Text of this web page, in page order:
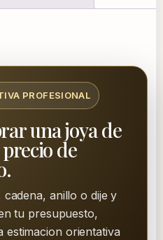
PROFESIONAL
una joya de
de
anillo o dije y
tu presupuesto,
estimacion orientativa